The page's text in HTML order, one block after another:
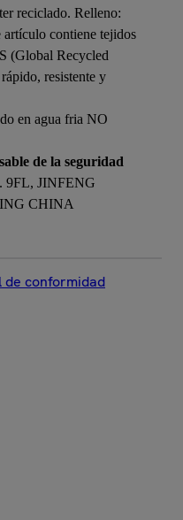
reciclado. Relleno:
artículo contiene tejidos
(Global Recycled
resistente y
en agua fria NO
de la seguridad
9FL, JINFENG
CHINA
de conformidad